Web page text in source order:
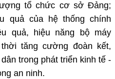
tổ chức cơ sở Đảng;
quả của hệ thống chính
quả, hiệu năng bộ máy
tăng cường đoàn kết,
trong phát triển kinh tế -
an ninh.